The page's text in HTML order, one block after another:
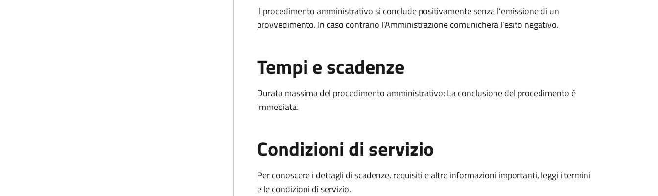
Il procedimento amministrativo si conclude positivamente senza l’emissione di un
provvedimento. In caso contrario l’Amministrazione comunicherà l’esito negativo.
Tempi e scadenze
Durata massima del procedimento amministrativo: La conclusione del procedimento è
immediata.
Condizioni di servizio
Per conoscere i dettagli di scadenze, requisiti e altre informazioni importanti, leggi i termini
e le condizioni di servizio.